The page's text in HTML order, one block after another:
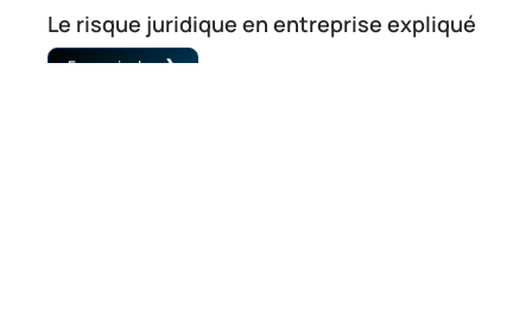
Le risque juridique en entreprise expliqué
En savoir plus